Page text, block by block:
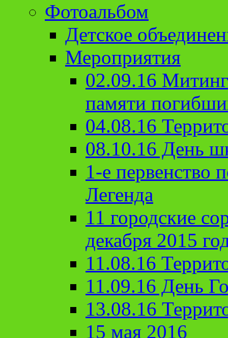
Фотоальбом
Детское
Мероприятия
02.09.16
памяти
04.08.16
08.10.16 День
1-е первенство
Легенда
11 городские
декабря 2015
11.08.16
11.09.16 День
13.08.16
15 мая 2016